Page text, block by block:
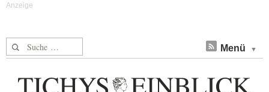
Suche nach: Menü